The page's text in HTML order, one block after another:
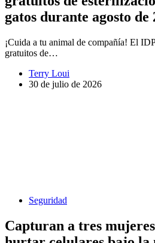
gatos durante agosto de
¡Cuida a tu animal de compañía! El
gratuitos de…
Terry Loui
30 de julio de 2026
Seguridad
Capturan a tres